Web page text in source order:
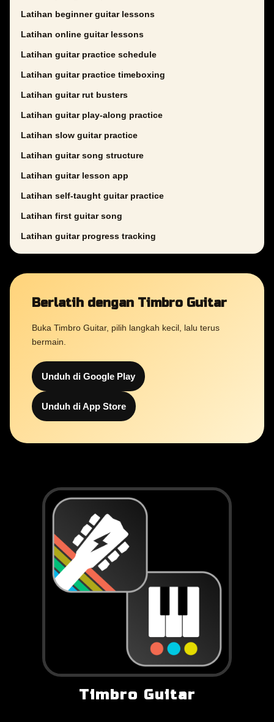
Latihan beginner guitar lessons
Latihan online guitar lessons
Latihan guitar practice schedule
Latihan guitar practice timeboxing
Latihan guitar rut busters
Latihan guitar play-along practice
Latihan slow guitar practice
Latihan guitar song structure
Latihan guitar lesson app
Latihan self-taught guitar practice
Latihan first guitar song
Latihan guitar progress tracking
Berlatih dengan Timbro Guitar
Buka Timbro Guitar, pilih langkah kecil, lalu terus
bermain.
Unduh di Google Play
Unduh di App Store
Timbro Guitar